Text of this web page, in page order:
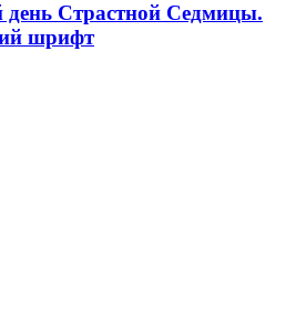
Страстной Седмицы.
шрифт